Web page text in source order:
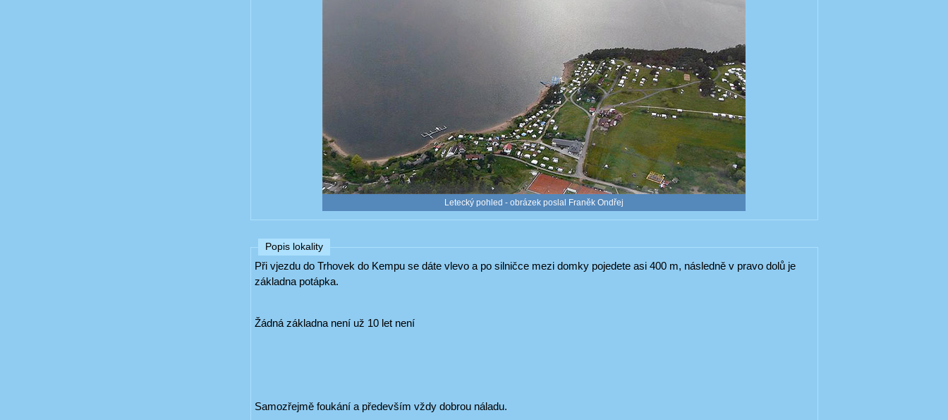
Letecký pohled - obrázek poslal Franěk Ondřej
Popis lokality
Při vjezdu do Trhovek do Kempu se dáte vlevo a po silničce mezi domky pojedete asi 400 m, následně v pravo dolů je
základna potápka.
Žádná základna není už 10 let není
Samozřejmě foukání a především vždy dobrou náladu.